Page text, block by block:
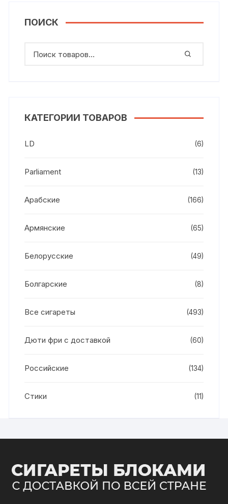
ПОИСК
КАТЕГОРИИ ТОВАРОВ
LD (6)
Parliament (13)
Арабские (166)
Армянские (65)
Белорусские (49)
Болгарские (8)
Все сигареты (493)
Дюти фри с доставкой (60)
Российские (134)
Стики (11)